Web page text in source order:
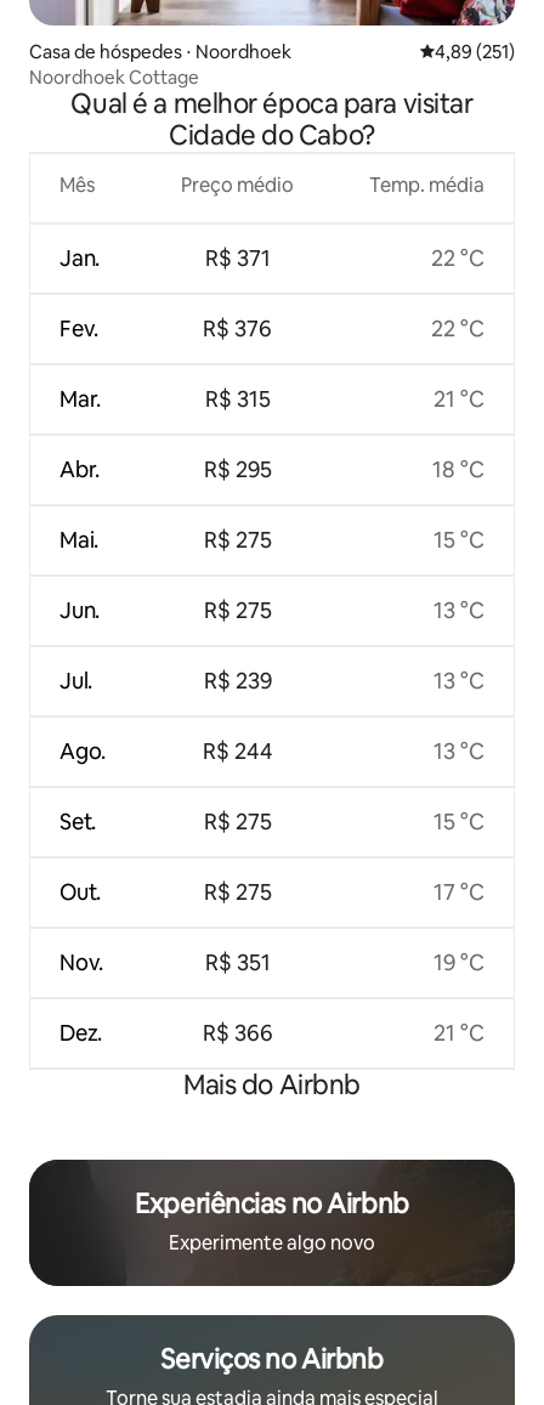
Casa de hóspedes ⋅ Noordhoek 4,89 de uma
4,89 (251)
Noordhoek Cottage
Qual é a melhor época para visitar
Cidade do Cabo?
Mês
Jan.
Fev.
Mar.
Abr.
Mai.
Jun.
Jul.
Ago.
Set.
Out.
Nov.
Dez.
Preço médio
R$ 371
R$ 376
R$ 315
R$ 295
R$ 275
R$ 275
R$ 239
R$ 244
R$ 275
R$ 275
R$ 351
R$ 366
Temp. média
22 °C
22 °C
21 °C
18 °C
15 °C
13 °C
13 °C
13 °C
15 °C
17 °C
19 °C
21 °C
Mais do Airbnb
Experiências no Airbnb
Experimente algo novo
Serviços no Airbnb
Torne sua estadia ainda mais especial